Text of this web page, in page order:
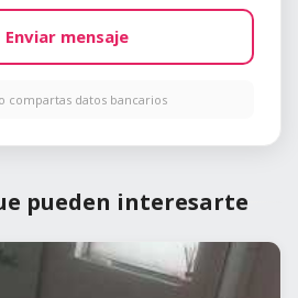
Enviar mensaje
compartas datos bancarios
pueden interesarte